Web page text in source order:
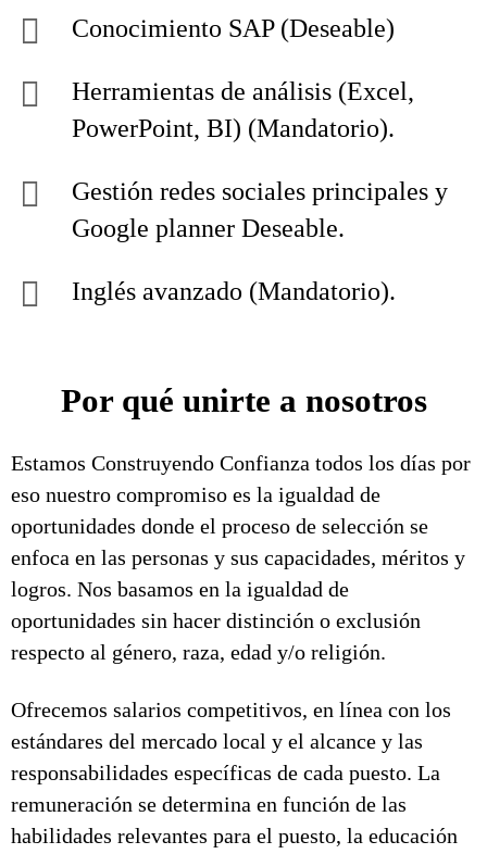
Conocimiento SAP (Deseable)
Herramientas de análisis (Excel,
PowerPoint, BI) (Mandatorio).
Gestión redes sociales principales y
Google planner Deseable.
Inglés avanzado (Mandatorio).
Por qué unirte a nosotros
Estamos Construyendo Confianza todos los días por
eso nuestro compromiso es la igualdad de
oportunidades donde el proceso de selección se
enfoca en las personas y sus capacidades, méritos y
logros. Nos basamos en la igualdad de
oportunidades sin hacer distinción o exclusión
respecto al género, raza, edad y/o religión.
Ofrecemos salarios competitivos, en línea con los
estándares del mercado local y el alcance y las
responsabilidades específicas de cada puesto. La
remuneración se determina en función de las
habilidades relevantes para el puesto, la educación